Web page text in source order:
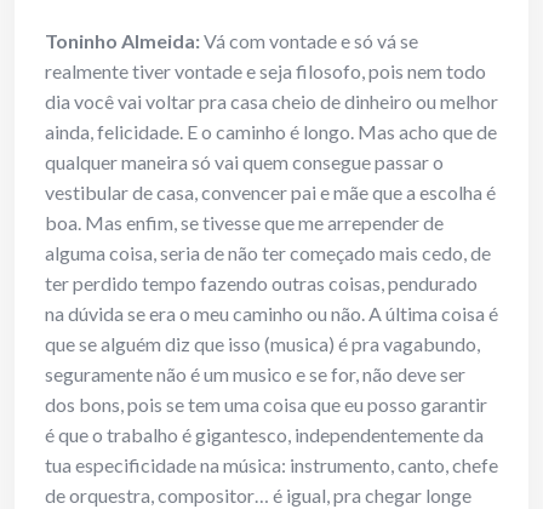
Toninho Almeida:Vá com vontade e só vá se
realmente tiver vontade e seja filosofo, pois nem todo
dia você vai voltar pra casa cheio de dinheiro ou melhor
ainda, felicidade. E o caminho é longo. Mas acho que de
qualquer maneira só vai quem consegue passar o
vestibular de casa, convencer pai e mãe que a escolha é
boa. Mas enfim, se tivesse que me arrepender de
alguma coisa, seria de não ter começado mais cedo, de
ter perdido tempo fazendo outras coisas, pendurado
na dúvida se era o meu caminho ou não. A última coisa é
que se alguém diz que isso (musica) é pra vagabundo,
seguramente não é um musico e se for, não deve ser
dos bons, pois se tem uma coisa que eu posso garantir
é que o trabalho é gigantesco, independentemente da
tua especificidade na música: instrumento, canto, chefe
de orquestra, compositor… é igual, pra chegar longe